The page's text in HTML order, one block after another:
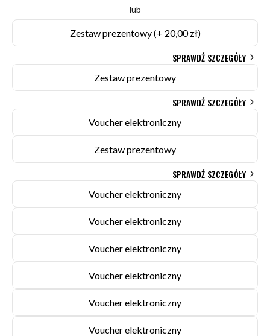
lub
Zestaw prezentowy(+ 20,00 zł)
SPRAWDŹ SZCZEGÓŁY
Zestaw prezentowy
SPRAWDŹ SZCZEGÓŁY
Voucher elektroniczny
Zestaw prezentowy
SPRAWDŹ SZCZEGÓŁY
Voucher elektroniczny
Voucher elektroniczny
Voucher elektroniczny
Voucher elektroniczny
Voucher elektroniczny
Voucher elektroniczny